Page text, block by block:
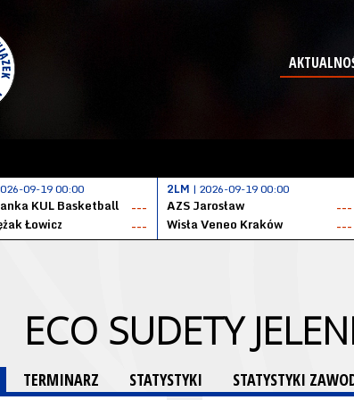
09-19 00:00
KUL Basketball
---
Łowicz
---
2LM | 2026-09-19 00:00
AZS Jarosław
---
Wisła Veneo Kraków
---
ECO SUDETY
TERMINARZ STATYSTYKI STATYSTYKI